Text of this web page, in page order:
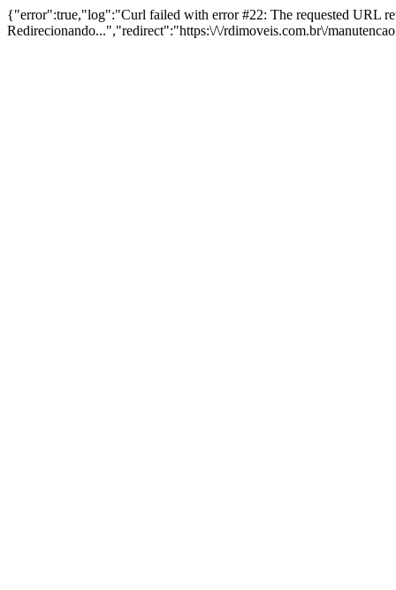
{"error":true,"log":"Curl failed with error #22: The requested URL
Redirecionando...","redirect":"https:\/\/rdimoveis.com.br\/